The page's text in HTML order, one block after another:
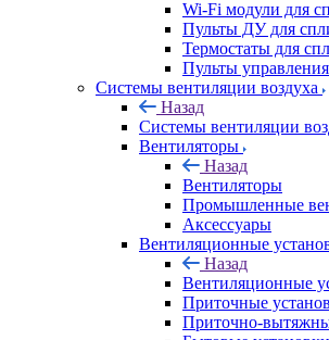
Wi-Fi модули для
Пульты ДУ для
Термостаты для
Пульты
Системы вентиляции воздуха
Назад
Системы вентиляции
Вентиляторы
Назад
Вентиляторы
Промышленные
Аксессуары
Вентиляционные
Назад
Вентиляционные
Приточные
Приточно-